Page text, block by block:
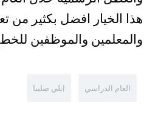
هذا الخيار افضل بكثير من
والمعلمين والموظفين
العام الدراسي ايلي صليبا